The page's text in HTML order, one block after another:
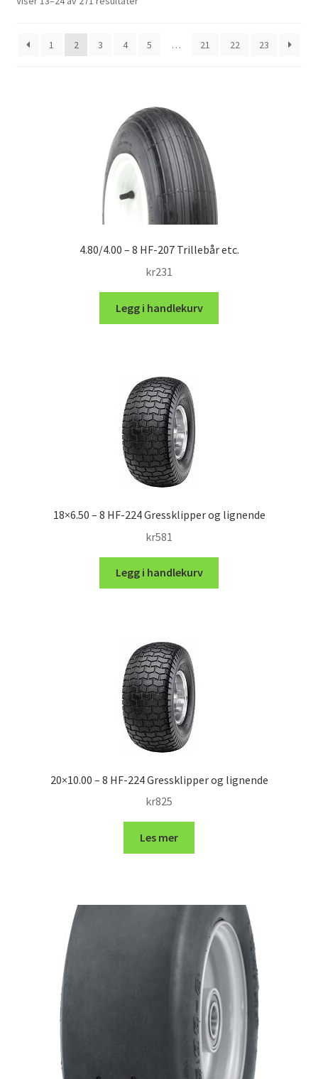
1
2 3 4 5 … 21 22 23
4.80/4.00 – 8 HF-207 Trillebår etc.
kr231
Legg i handlekurv
18×6.50 – 8 HF-224 Gressklipper og lignende
kr581
Legg i handlekurv
20×10.00 – 8 HF-224 Gressklipper og lignende
kr825
Les mer